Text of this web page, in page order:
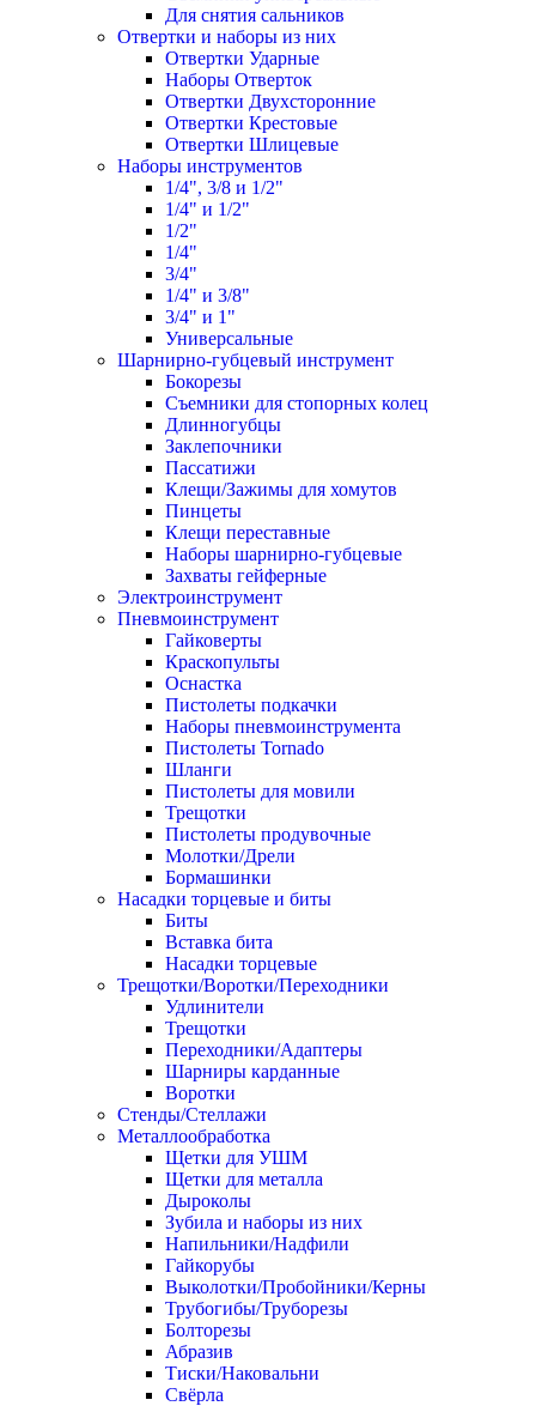
Для снятия сальников
Отвертки и наборы из них
Отвертки Ударные
Наборы Отверток
Отвертки Двухсторонние
Отвертки Крестовые
Отвертки Шлицевые
Наборы инструментов
1/4", 3/8 и 1/2"
1/4" и 1/2"
1/2"
1/4"
3/4"
1/4" и 3/8"
3/4" и 1"
Универсальные
Шарнирно-губцевый инструмент
Бокорезы
Съемники для стопорных колец
Длинногубцы
Заклепочники
Пассатижи
Клещи/Зажимы для хомутов
Пинцеты
Клещи переставные
Наборы шарнирно-губцевые
Захваты гейферные
Электроинструмент
Пневмоинструмент
Гайковерты
Краскопульты
Оснастка
Пистолеты подкачки
Наборы пневмоинструмента
Пистолеты Tornado
Шланги
Пистолеты для мовили
Трещотки
Пистолеты продувочные
Молотки/Дрели
Бормашинки
Насадки торцевые и биты
Биты
Вставка бита
Насадки торцевые
Трещотки/Воротки/Переходники
Удлинители
Трещотки
Переходники/Адаптеры
Шарниры карданные
Воротки
Стенды/Стеллажи
Металлообработка
Щетки для УШМ
Щетки для металла
Дыроколы
Зубила и наборы из них
Напильники/Надфили
Гайкорубы
Выколотки/Пробойники/Керны
Трубогибы/Труборезы
Болторезы
Абразив
Тиски/Наковальни
Свёрла